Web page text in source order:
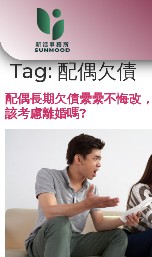
Tag:配偶欠債
配偶長期欠債纍纍不悔改，
該考慮離婚嗎?